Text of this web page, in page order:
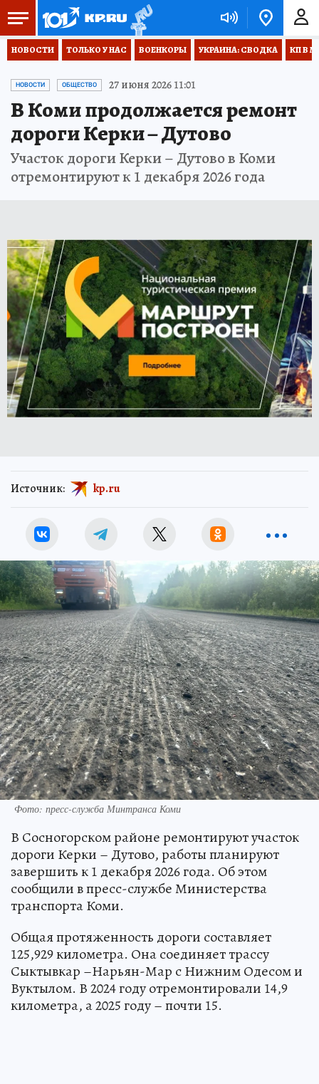
НОВОСТИ ТОЛЬКО У НАС ВОЕНКОРЫ УКРАИНА: СВОДКА КП В
НОВОСТИ ОБЩЕСТВО 27 июня 2026 11:01
В Коми продолжается ремонт
дороги Керки – Дутово
Участок дороги Керки – Дутово в Коми
отремонтируют к 1 декабря 2026 года
Источник: kp.ru
Фото: пресс-служба Минтранса Коми
В Сосногорском районе ремонтируют участок
дороги Керки – Дутово, работы планируют
завершить к 1 декабря 2026 года. Об этом
сообщили в пресс-службе Министерства
транспорта Коми.
Общая протяженность дороги составляет
125,929 километра. Она соединяет трассу
Сыктывкар –Нарьян-Мар с Нижним Одесом и
Вуктылом. В 2024 году отремонтировали 14,9
километра, а 2025 году – почти 15.